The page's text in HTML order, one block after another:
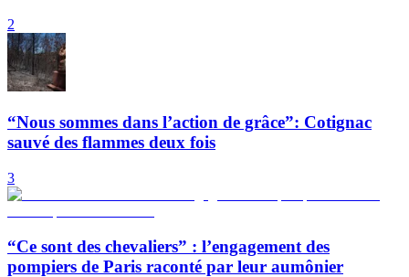
2
“Nous sommes dans l’action de grâce”: Cotignac
sauvé des flammes deux fois
3
“Ce sont des chevaliers” : l’engagement des
pompiers de Paris raconté par leur aumônier